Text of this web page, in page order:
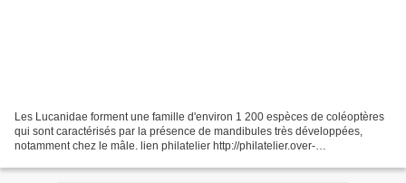
Les Lucanidae forment une famille d'environ 1 200 espèces de coléoptères
qui sont caractérisés par la présence de mandibules très développées,
notamment chez le mâle. lien philatelier http://philatelier.over-